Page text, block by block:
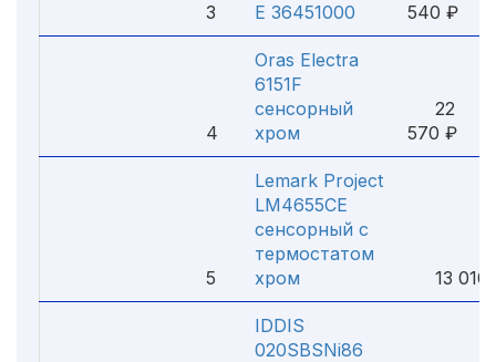
3
E 36451000
540 ₽
4
Oras Electra
6151F
сенсорный
хром
22
570 ₽
5
Lemark Project
LM4655CE
сенсорный с
термостатом
хром
13 010
IDDIS
020SBSNi86